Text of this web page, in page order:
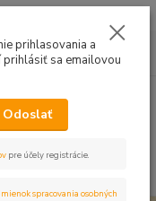
za0,00 EUR
prihlasovania a
prihlásiť sa emailovou
Odoslať
pre účely registrácie.
spracovania osobných